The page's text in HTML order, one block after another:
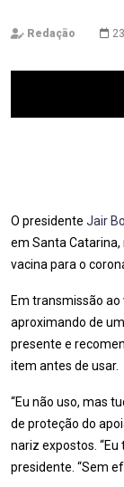
Redação
O presidente Jair
em Santa
vacina para o
Em transmissão
aproximando de
presente e
item antes de usar.
“Eu não uso, mas
de proteção do
nariz expostos. “Eu
presidente. “Sem